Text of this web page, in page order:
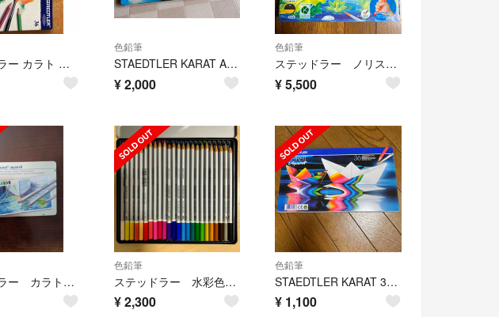
ステッドラー カラト アクェレル 36色 缶入り 欠品なし 水彩色鉛筆 プロ仕様
色鉛筆
STAEDTLER KARAT Aquarell 60色 色鉛筆 欠品あり
¥2,000
色鉛筆
ステッドラー ノリスジュニア18色
¥5,500
ステッドラー カラト 水彩色鉛筆 125M12A5 12色セット
色鉛筆
ステッドラー 水彩色鉛筆24色
¥2,300
色鉛筆
STAEDTLER KARAT 36色 水彩色鉛筆セット
¥ 1,100